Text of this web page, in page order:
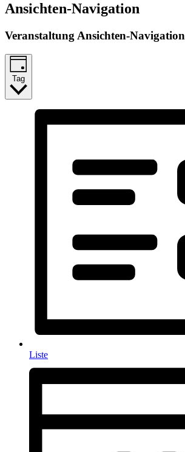
Ansichten-Navigation
Veranstaltung Ansichten-Navigation
Tag
Liste